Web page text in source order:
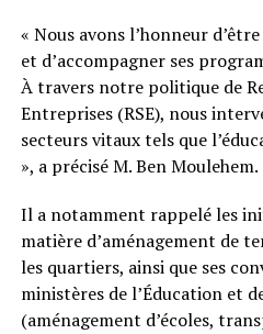
« Nous avons l’honneur
et d’accompagner ses
À travers notre politique de
Entreprises (RSE), nous
secteurs vitaux tels que
», a précisé M. Ben Moulehem.
Il a notamment rappelé les
matière d’aménagement de
les quartiers, ainsi que ses
ministères de l’Éducation et
(aménagement d’écoles,